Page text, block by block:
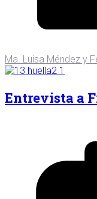
Ma. Luisa Méndez y
Entrevista a